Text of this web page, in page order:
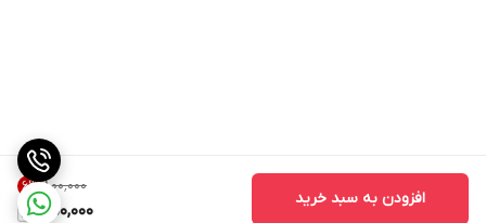
۸۰۰٬۰۰۰ 6%
750,000
افزودن به سبد خرید